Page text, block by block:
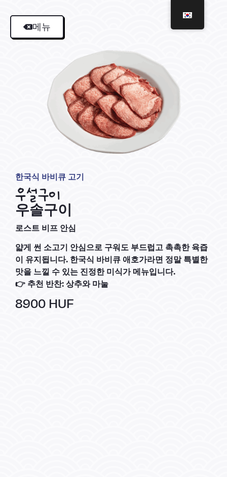
메뉴
한국식 바비큐 고기
우설구이
우솔구이
로스트 비프 안심
얇게 썬 소고기 안심으로 구워도 부드럽고 촉촉한 육즙
이 유지됩니다. 한국식 바비큐 애호가라면 정말 특별한
맛을 느낄 수 있는 진정한 미식가 메뉴입니다.
👉 추천 반찬: 상추와 마눌
8900 HUF